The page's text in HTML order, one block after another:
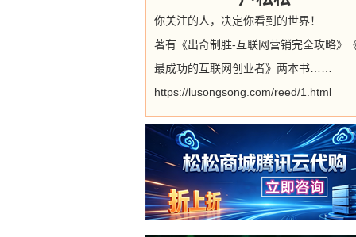
你关注的人，决定你看到的世界！
著有《出奇制胜-互联网营销完全攻略》
最成功的互联网创业者》两本书……
https://lusongsong.com/reed/1.html